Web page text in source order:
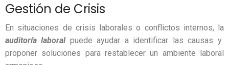
Gestión de Crisis
En situaciones de crisis laborales o conflictos internos, la
auditoría laboral puede ayudar a identificar las causas y
proponer soluciones para restablecer un ambiente laboral